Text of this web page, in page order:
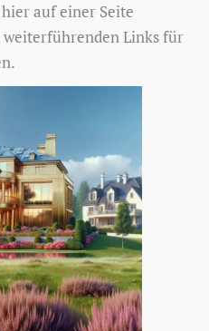
auf einer Seite
Links für